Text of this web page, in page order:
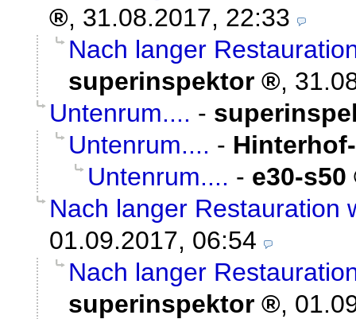
, 31.08.2017, 22:33
Nach langer
superinspektor
,
Untenrum.... -
Untenrum.... -
Untenrum.... - e30-s50
Nach langer Restauration
01.09.2017, 06:54
Nach langer
superinspektor
,